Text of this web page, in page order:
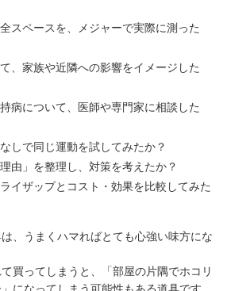
スペースを、メジャーで実際に測った
、家族や近隣への影響をイメージした
病について、医師や専門家に相談した
しで同じ運動を試してみたか？
由」を整理し、対策を考えたか？
イザップとコスト・効果を比較してみた
、うまくハマればとても心強い味方にな
買ってしまうと、「部屋の片隅でホコリ
になってしまう可能性もある道具です。